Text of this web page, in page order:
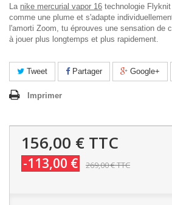
La nike mercurial vapor 16 technologie
comme une plume et s'adapte
l'amorti Zoom, tu éprouves une sensation de
à jouer plus longtemps et plus rapidement.
Tweet Partager Google+
Imprimer
156,00 € TTC
-113,00 € 269,00 €TTC